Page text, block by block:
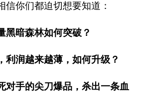
信你们都迫切想要知道：
黑暗森林如何突破？
利润越来越薄，如何升级？
对手的尖刀爆品，杀出一条血